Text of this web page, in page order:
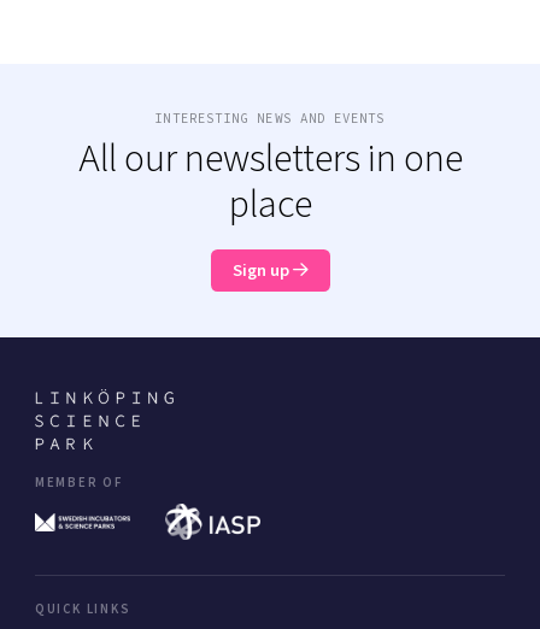
INTERESTING NEWS AND EVENTS
All our newsletters in one
place
Sign up
MEMBER OF
QUICK LINKS